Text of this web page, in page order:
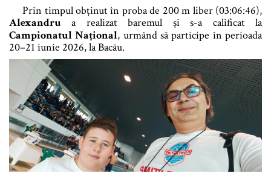
Prin timpul obținut în proba de 200 m liber (03:06:46),
Alexandru a realizat baremul și s-a calificat la
Campionatul Național, urmând să participe în perioada
20–21 iunie 2026, la Bacău.